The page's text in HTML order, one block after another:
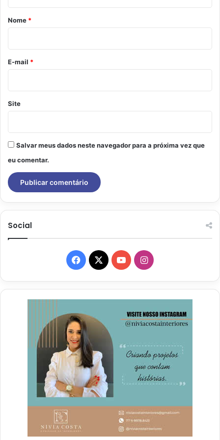
r
o
*
Nome *
E-mail *
Site
Salvar meus dados neste navegador para a próxima vez que
eu comentar.
Social
Facebook
X YouTubeInstagram